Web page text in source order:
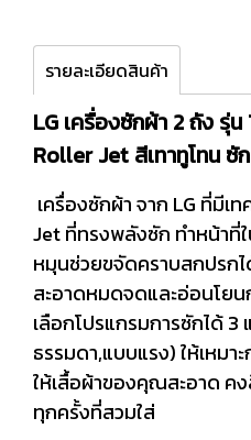
รายละเอียดสินค้า
LG เครื่องซักผ้า 2 ถัง รุ่น
Roller Jet สีเทาทูโทน ซั
เครื่องซักผ้า จาก LG ที่มีเ
Jet ที่ทรงพลังซัก ทำหน้าที่
หมุนช่วยขจัดคราบสกปรก
สะอาดหมดจดและอ่อนโย
เลือกโปรแกรมการซักได้
ธรรมดา,แบบแรง) ให้เหมา
ให้เสื้อผ้าของคุณสะอาด ค
ทุกครั้งที่สวมใส่